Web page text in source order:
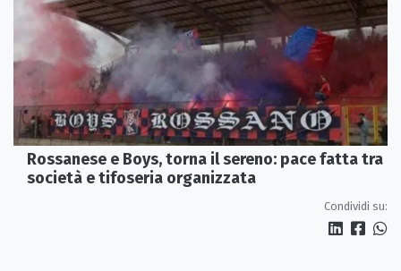
Rossanese e Boys, torna il sereno: pace fatta tra
società e tifoseria organizzata
Condividi su: